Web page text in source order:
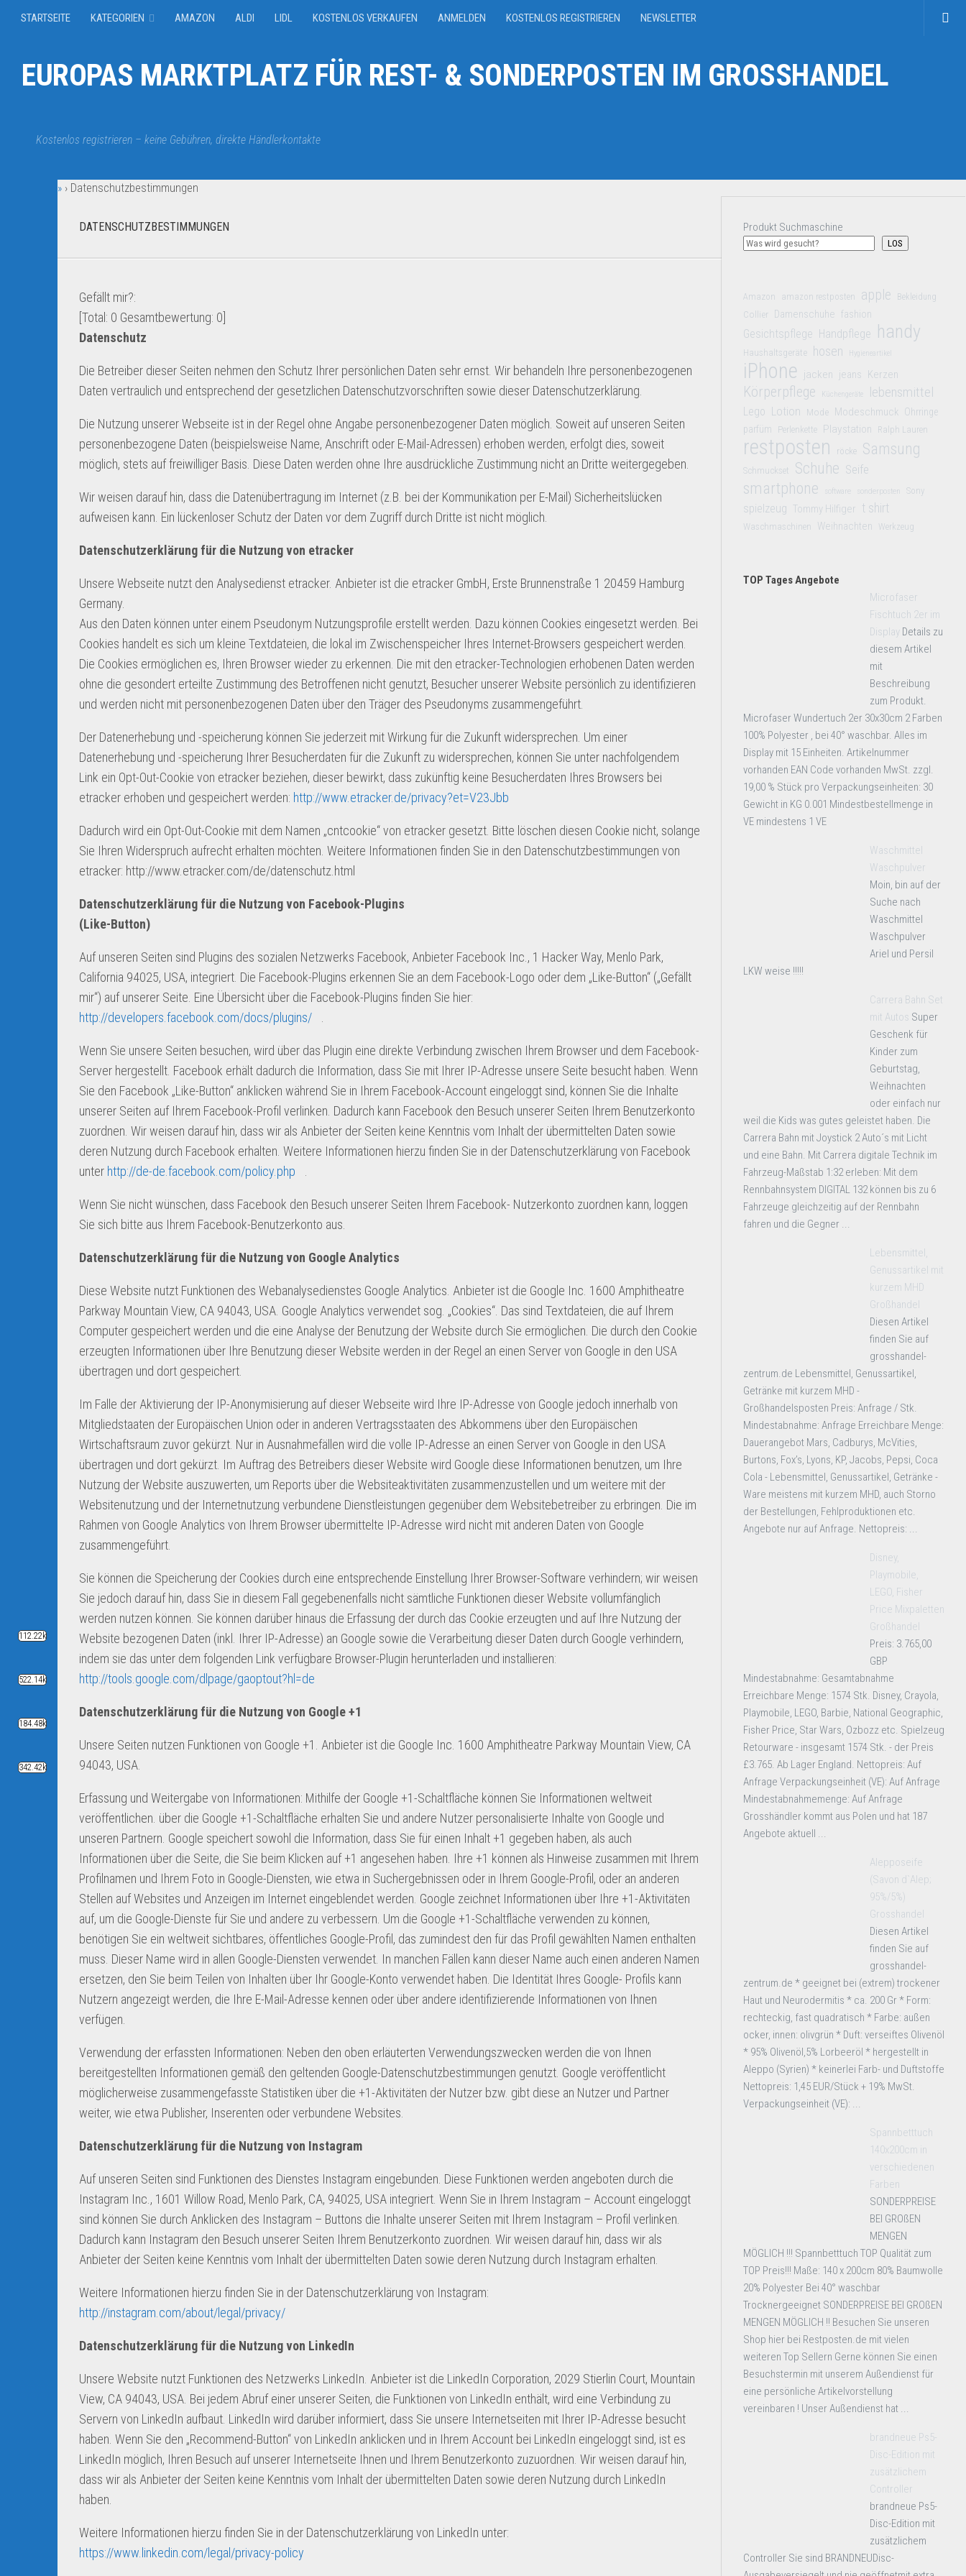
STARTSEITE KATEGORIEN AMAZON ALDI LIDL KOSTENLOS VERKAUFEN ANMELDEN KOSTENLOS REGISTRIEREN NEWSLETTER
EUROPAS MARKTPLATZ FÜR REST- & SONDERPOSTEN IM GROSSHANDEL
Kostenlos registrieren – keine Gebühren, direkte Händlerkontakte
» › Datenschutzbestimmungen
DATENSCHUTZBESTIMMUNGEN
Gefällt mir?:
[Total: 0 Gesamtbewertung: 0
Datenschutz
Die Betreiber dieser Seiten nehmen den Schutz Ihrer persönlichen Daten sehr ernst. Wir behandeln Ihre personenbezogenen
Daten vertraulich und entsprechend der gesetzlichen Datenschutzvorschriften sowie dieser Datenschutzerklärung.
Die Nutzung unserer Webseite ist in der Regel ohne Angabe personenbezogener Daten möglich. Soweit auf unseren Seiten
personenbezogene Daten (beispielsweise Name, Anschrift oder E-Mail-Adressen) erhoben werden, erfolgt dies, soweit
möglich, stets auf freiwilliger Basis. Diese Daten werden ohne Ihre ausdrückliche Zustimmung nicht an Dritte weitergegeben.
Wir weisen darauf hin, dass die Datenübertragung im Internet (z.B. bei der Kommunikation per E-Mail) Sicherheitslücken
aufweisen kann. Ein lückenloser Schutz der Daten vor dem Zugriff durch Dritte ist nicht möglich.
Datenschutzerklärung für die Nutzung von etracker
Unsere Webseite nutzt den Analysedienst etracker. Anbieter ist die etracker GmbH, Erste Brunnenstraße 1 20459 Hamburg
Germany.
Aus den Daten können unter einem Pseudonym Nutzungsprofile erstellt werden. Dazu können Cookies eingesetzt werden. Bei
Cookies handelt es sich um kleine Textdateien, die lokal im Zwischenspeicher Ihres Internet-Browsers gespeichert werden.
Die Cookies ermöglichen es, Ihren Browser wieder zu erkennen. Die mit den etracker-Technologien erhobenen Daten werden
ohne die gesondert erteilte Zustimmung des Betroffenen nicht genutzt, Besucher unserer Website persönlich zu identifizieren
und werden nicht mit personenbezogenen Daten über den Träger des Pseudonyms zusammengeführt.
Der Datenerhebung und -speicherung können Sie jederzeit mit Wirkung für die Zukunft widersprechen. Um einer
Datenerhebung und -speicherung Ihrer Besucherdaten für die Zukunft zu widersprechen, können Sie unter nachfolgendem
Link ein Opt-Out-Cookie von etracker beziehen, dieser bewirkt, dass zukünftig keine Besucherdaten Ihres Browsers bei
etracker erhoben und gespeichert werden: http://www.etracker.de/privacy?et=V23Jbb
Dadurch wird ein Opt-Out-Cookie mit dem Namen „cntcookie“ von etracker gesetzt. Bitte löschen diesen Cookie nicht, solange
Sie Ihren Widerspruch aufrecht erhalten möchten. Weitere Informationen finden Sie in den Datenschutzbestimmungen von
etracker: http://www.etracker.com/de/datenschutz.html
Datenschutzerklärung für die Nutzung von Facebook-Plugins
(Like-Button)
Auf unseren Seiten sind Plugins des sozialen Netzwerks Facebook, Anbieter Facebook Inc., 1 Hacker Way, Menlo Park,
California 94025, USA, integriert. Die Facebook-Plugins erkennen Sie an dem Facebook-Logo oder dem „Like-Button“ („Gefällt
mir“) auf unserer Seite. Eine Übersicht über die Facebook-Plugins finden Sie hier:
http://developers.facebook.com/docs/plugins/
Wenn Sie unsere Seiten besuchen, wird über das Plugin eine direkte Verbindung zwischen Ihrem Browser und dem Facebook-
Server hergestellt. Facebook erhält dadurch die Information, dass Sie mit Ihrer IP-Adresse unsere Seite besucht haben. Wenn
Sie den Facebook „Like-Button“ anklicken während Sie in Ihrem Facebook-Account eingeloggt sind, können Sie die Inhalte
unserer Seiten auf Ihrem Facebook-Profil verlinken. Dadurch kann Facebook den Besuch unserer Seiten Ihrem Benutzerkonto
zuordnen. Wir weisen darauf hin, dass wir als Anbieter der Seiten keine Kenntnis vom Inhalt der übermittelten Daten sowie
deren Nutzung durch Facebook erhalten. Weitere Informationen hierzu finden Sie in der Datenschutzerklärung von Facebook
unter http://de-de.facebook.com/policy.php
Wenn Sie nicht wünschen, dass Facebook den Besuch unserer Seiten Ihrem Facebook- Nutzerkonto zuordnen kann, loggen
Sie sich bitte aus Ihrem Facebook-Benutzerkonto aus.
Datenschutzerklärung für die Nutzung von Google Analytics
Diese Website nutzt Funktionen des Webanalysedienstes Google Analytics. Anbieter ist die Google Inc. 1600 Amphitheatre
Parkway Mountain View, CA 94043, USA. Google Analytics verwendet sog. „Cookies“. Das sind Textdateien, die auf Ihrem
Computer gespeichert werden und die eine Analyse der Benutzung der Website durch Sie ermöglichen. Die durch den Cookie
erzeugten Informationen über Ihre Benutzung dieser Website werden in der Regel an einen Server von Google in den USA
übertragen und dort gespeichert.
Im Falle der Aktivierung der IP-Anonymisierung auf dieser Webseite wird Ihre IP-Adresse von Google jedoch innerhalb von
Mitgliedstaaten der Europäischen Union oder in anderen Vertragsstaaten des Abkommens über den Europäischen
Wirtschaftsraum zuvor gekürzt. Nur in Ausnahmefällen wird die volle IP-Adresse an einen Server von Google in den USA
übertragen und dort gekürzt. Im Auftrag des Betreibers dieser Website wird Google diese Informationen benutzen, um Ihre
Nutzung der Website auszuwerten, um Reports über die Websiteaktivitäten zusammenzustellen und um weitere mit der
Websitenutzung und der Internetnutzung verbundene Dienstleistungen gegenüber dem Websitebetreiber zu erbringen. Die im
Rahmen von Google Analytics von Ihrem Browser übermittelte IP-Adresse wird nicht mit anderen Daten von Google
zusammengeführt.
Sie können die Speicherung der Cookies durch eine entsprechende Einstellung Ihrer Browser-Software verhindern; wir weisen
Sie jedoch darauf hin, dass Sie in diesem Fall gegebenenfalls nicht sämtliche Funktionen dieser Website vollumfänglich
werden nutzen können. Sie können darüber hinaus die Erfassung der durch das Cookie erzeugten und auf Ihre Nutzung der
Website bezogenen Daten (inkl. Ihrer IP-Adresse) an Google sowie die Verarbeitung dieser Daten durch Google verhindern,
indem sie das unter dem folgenden Link verfügbare Browser-Plugin herunterladen und installieren:
http://tools.google.com/dlpage/gaoptout?hl=de
Datenschutzerklärung für die Nutzung von Google +1
Unsere Seiten nutzen Funktionen von Google +1. Anbieter ist die Google Inc. 1600 Amphitheatre Parkway Mountain View, CA
94043, USA.
Erfassung und Weitergabe von Informationen: Mithilfe der Google +1-Schaltfläche können Sie Informationen weltweit
veröffentlichen. über die Google +1-Schaltfläche erhalten Sie und andere Nutzer personalisierte Inhalte von Google und
unseren Partnern. Google speichert sowohl die Information, dass Sie für einen Inhalt +1 gegeben haben, als auch
Informationen über die Seite, die Sie beim Klicken auf +1 angesehen haben. Ihre +1 können als Hinweise zusammen mit Ihrem
Profilnamen und Ihrem Foto in Google-Diensten, wie etwa in Suchergebnissen oder in Ihrem Google-Profil, oder an anderen
Stellen auf Websites und Anzeigen im Internet eingeblendet werden. Google zeichnet Informationen über Ihre +1-Aktivitäten
auf, um die Google-Dienste für Sie und andere zu verbessern. Um die Google +1-Schaltfläche verwenden zu können,
benötigen Sie ein weltweit sichtbares, öffentliches Google-Profil, das zumindest den für das Profil gewählten Namen enthalten
muss. Dieser Name wird in allen Google-Diensten verwendet. In manchen Fällen kann dieser Name auch einen anderen Namen
ersetzen, den Sie beim Teilen von Inhalten über Ihr Google-Konto verwendet haben. Die Identität Ihres Google- Profils kann
Nutzern angezeigt werden, die Ihre E-Mail-Adresse kennen oder über andere identifizierende Informationen von Ihnen
verfügen.
Verwendung der erfassten Informationen: Neben den oben erläuterten Verwendungszwecken werden die von Ihnen
bereitgestellten Informationen gemäß den geltenden Google-Datenschutzbestimmungen genutzt. Google veröffentlicht
möglicherweise zusammengefasste Statistiken über die +1-Aktivitäten der Nutzer bzw. gibt diese an Nutzer und Partner
weiter, wie etwa Publisher, Inserenten oder verbundene Websites.
Datenschutzerklärung für die Nutzung von Instagram
Auf unseren Seiten sind Funktionen des Dienstes Instagram eingebunden. Diese Funktionen werden angeboten durch die
Instagram Inc., 1601 Willow Road, Menlo Park, CA, 94025, USA integriert. Wenn Sie in Ihrem Instagram – Account eingeloggt
sind können Sie durch Anklicken des Instagram – Buttons die Inhalte unserer Seiten mit Ihrem Instagram – Profil verlinken.
Dadurch kann Instagram den Besuch unserer Seiten Ihrem Benutzerkonto zuordnen. Wir weisen darauf hin, dass wir als
Anbieter der Seiten keine Kenntnis vom Inhalt der übermittelten Daten sowie deren Nutzung durch Instagram erhalten.
Weitere Informationen hierzu finden Sie in der Datenschutzerklärung von Instagram:
http://instagram.com/about/legal/privacy/
Datenschutzerklärung für die Nutzung von LinkedIn
Unsere Website nutzt Funktionen des Netzwerks LinkedIn. Anbieter ist die LinkedIn Corporation, 2029 Stierlin Court, Mountain
View, CA 94043, USA. Bei jedem Abruf einer unserer Seiten, die Funktionen von LinkedIn enthält, wird eine Verbindung zu
Servern von LinkedIn aufbaut. LinkedIn wird darüber informiert, dass Sie unsere Internetseiten mit Ihrer IP-Adresse besucht
haben. Wenn Sie den „Recommend-Button“ von LinkedIn anklicken und in Ihrem Account bei LinkedIn eingeloggt sind, ist es
LinkedIn möglich, Ihren Besuch auf unserer Internetseite Ihnen und Ihrem Benutzerkonto zuzuordnen. Wir weisen darauf hin,
dass wir als Anbieter der Seiten keine Kenntnis vom Inhalt der übermittelten Daten sowie deren Nutzung durch LinkedIn
haben.
Weitere Informationen hierzu finden Sie in der Datenschutzerklärung von LinkedIn unter:
https://www.linkedin.com/legal/privacy-policy
Produkt Suchmaschine
LOS
Amazon amazon restposten apple Bekleidung
Collier Damenschuhe fashion
Gesichtspflege Handpflege handy
Haushaltsgeräte hosen Hygieneartikel
iPhone jacken jeans Kerzen
Körperpflege Küchengeräte lebensmittel
Lego Lotion Mode Modeschmuck Ohrringe
parfüm
Perlenkette Playstation Ralph Lauren
restposten röcke Samsung
Schmuckset Schuhe Seife
smartphone software sonderposten Sony
spielzeug Tommy Hilfiger t shirt
Waschmaschinen Weihnachten Werkzeug
TOP Tages Angebote
Microfaser
Fischtuch 2er im
Display Details zu
diesem Artikel
mit
Beschreibung
zum Produkt.
Microfaser Wundertuch 2er 30x30cm 2 Farben
100% Polyester , bei 40° waschbar. Alles im
Display mit 15 Einheiten. Artikelnummer
vorhanden EAN Code vorhanden MwSt. zzgl.
19,00 % Stück pro Verpackungseinheiten: 30
Gewicht in KG 0.001 Mindestbestellmenge in
VE mindestens 1 VE
Waschmittel
Waschpulver
Moin, bin auf der
Suche nach
Waschmittel
Waschpulver
Ariel und Persil
LKW weise !!!!!
Carrera Bahn Set
mit Autos Super
Geschenk für
Kinder zum
Geburtstag,
Weihnachten
oder einfach nur
weil die Kids was gutes geleistet haben. Die
Carrera Bahn mit Joystick 2 Auto´s mit Licht
und eine Bahn. Mit Carrera digitale Technik im
Fahrzeug-Maßstab 1:32 erleben: Mit dem
Rennbahnsystem DIGITAL 132 können bis zu 6
Fahrzeuge gleichzeitig auf der Rennbahn
fahren und die Gegner ...
Lebensmittel,
Genussartikel mit
kurzem MHD
Großhandel
Diesen Artikel
finden Sie auf
grosshandel-
zentrum.de Lebensmittel, Genussartikel,
Getränke mit kurzem MHD -
Großhandelsposten Preis: Anfrage / Stk.
Mindestabnahme: Anfrage Erreichbare Menge:
Dauerangebot Mars, Cadburys, McVities,
Burtons, Fox’s, Lyons, KP, Jacobs, Pepsi, Coca
Cola - Lebensmittel, Genussartikel, Getränke -
Ware meistens mit kurzem MHD, auch Storno
der Bestellungen, Fehlproduktionen etc.
Angebote nur auf Anfrage. Nettopreis: ...
Disney,
Playmobile,
LEGO, Fisher
Price Mixpaletten
Großhandel
Preis: 3.765,00
GBP
Mindestabnahme: Gesamtabnahme
Erreichbare Menge: 1574 Stk. Disney, Crayola,
Playmobile, LEGO, Barbie, National Geographic,
Fisher Price, Star Wars, Ozbozz etc. Spielzeug
Retourware - insgesamt 1574 Stk. - der Preis
£3.765. Ab Lager England. Nettopreis: Auf
Anfrage Verpackungseinheit (VE): Auf Anfrage
Mindestabnahmemenge: Auf Anfrage
Grosshändler kommt aus Polen und hat 187
Angebote aktuell ...
Alepposeife
(Savon d`Alep;
95%/5%)
Grosshandel
Diesen Artikel
finden Sie auf
grosshandel-
zentrum.de * geeignet bei (extrem) trockener
Haut und Neurodermitis * ca. 200 Gr * Form:
rechteckig, fast quadratisch * Farbe: außen
ocker, innen: olivgrün * Duft: verseiftes Olivenöl
* 95% Olivenöl,5% Lorbeeröl * hergestellt in
Aleppo (Syrien) * keinerlei Farb- und Duftstoffe
Nettopreis: 1,45 EUR/Stück + 19% MwSt.
Verpackungseinheit (VE): ...
Spannbetttuch
140x200cm in
verschiedenen
Farben
SONDERPREISE
BEI GROßEN
MENGEN
MÖGLICH !!! Spannbetttuch TOP Qualität zum
TOP Preis!!! Maße: 140 x 200cm 80% Baumwolle
20% Polyester Bei 40° waschbar
Trocknergeeignet SONDERPREISE BEI GROßEN
MENGEN MÖGLICH !! Besuchen Sie unseren
Shop hier bei Restposten.de mit vielen
weiteren Top Sellern Gerne können Sie einen
Besuchstermin mit unserem Außendienst für
eine persönliche Artikelvorstellung
vereinbaren ! Unser Außendienst hat ...
brandneue Ps5-
Disc-Edition mit
zusätzlichem
Controller
brandneue Ps5-
Disc-Edition mit
zusätzlichem
Controller Sie sind BRANDNEUDisc-
112.22k
522.14k
184.48k
342.42k